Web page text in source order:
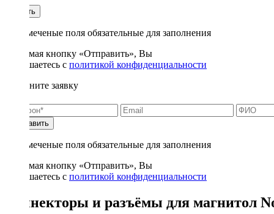
Купить
* - отмеченые поля обязательные для заполнения
Нажимая кнопку «Отправить», Вы
соглашаетесь с политикой конфиденциальности
Заполните заявку
Отправить
* - отмеченые поля обязательные для заполнения
Нажимая кнопку «Отправить», Вы
соглашаетесь с политикой конфиденциальности
Коннекторы и разъёмы для магнитол